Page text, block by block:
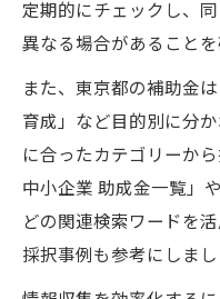
定期的にチェックし、
異なる場合があることを
また、東京都の補助金
育成」など目的別に分
に合ったカテゴリーか
中小企業 助成金一覧」
どの関連検索ワードを
採択事例も参考にしまし